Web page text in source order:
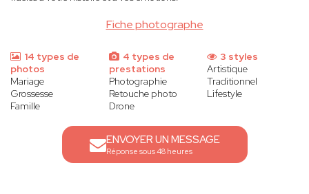
Fiche photographe
14 types de
photos
Mariage
Grossesse
Famille
4 types de
prestations
Photographie
Retouche photo
Drone
3 styles
Artistique
Traditionnel
Lifestyle
ENVOYER UN MESSAGE
Réponse sous 48 heures